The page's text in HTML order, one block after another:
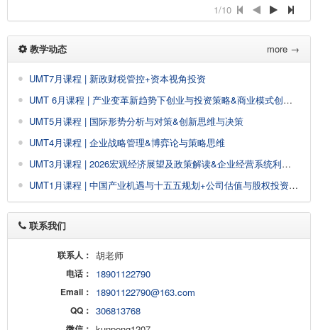
1/10
教学动态 more →
UMT7月课程 | 新政财税管控+资本视角投资
UMT 6月课程 | 产业变革新趋势下创业与投资策略&商业模式创新与设计
UMT5月课程 | 国际形势分析与对策&创新思维与决策
UMT4月课程 | 企业战略管理&博弈论与策略思维
UMT3月课程 | 2026宏观经济展望及政策解读&企业经营系统利润创新
UMT1月课程 | 中国产业机遇与十五五规划+公司估值与股权投资&AI大模型驱动企业经营管理创新增长
联系我们
联系人： 胡老师
电话： 18901122790
Email： 18901122790@163.com
QQ： 306813768